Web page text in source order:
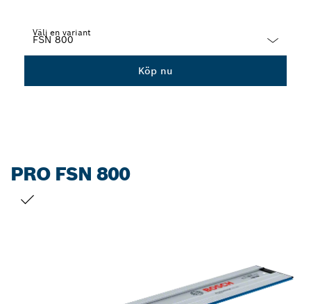
Välj en variant
Köp nu
PRO FSN 800